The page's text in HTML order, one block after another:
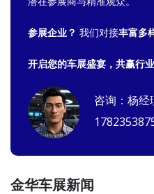
参展企业？ 我们对接丰富多
开启您的车展盛宴，共赢行
咨询：杨经
金华车展新闻